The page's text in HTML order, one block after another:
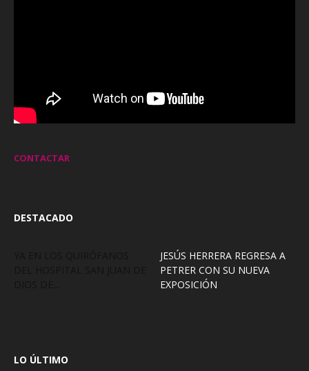
CONTACTAR
DESTACADO
JESÚS HERRERA REGRESA A
PETRER CON SU NUEVA
EXPOSICIÓN
LO ÚLTIMO